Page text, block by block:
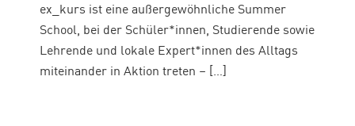
ex_kurs ist eine außergewöhnliche Summer
School, bei der Schüler*innen, Studierende sowie
Lehrende und lokale Expert*innen des Alltags
miteinander in Aktion treten – […]